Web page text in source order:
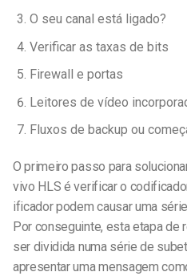
O seu canal está ligado?
Verificar as taxas de bits
Firewall e portas
Leitores de vídeo
Fluxos de backup ou
O primeiro passo para
vivo HLS é verificar o
ificador podem causar uma
Por conseguinte, esta etapa de
ser dividida numa série de
apresentar uma mensagem